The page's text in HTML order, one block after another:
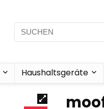
Haushaltsgeräte